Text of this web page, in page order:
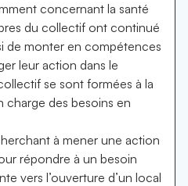
concernant la santé
du collectif ont continué
de monter en compétences
leur action dans le
se sont formées à la
charge des besoins en
à mener une action
répondre à un besoin
vers l’ouverture d’un local